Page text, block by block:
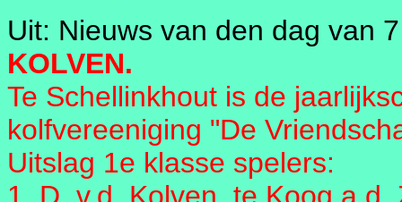
Uit: Nieuws van den dag van
KOLVEN.
Te Schellinkhout is de
kolfvereeniging "De
Uitslag 1e klasse spelers: